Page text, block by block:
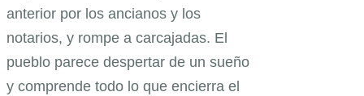
anterior por los ancianos y los
notarios, y rompe a carcajadas. El
pueblo parece despertar de un sueño
y comprende todo lo que encierra el